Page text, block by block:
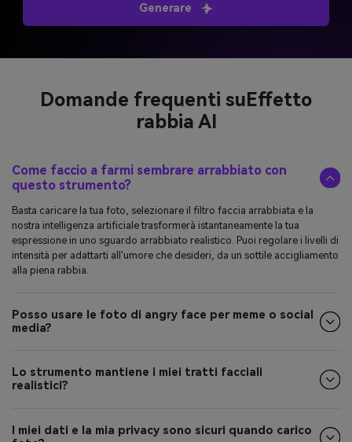
Generare
Domande frequenti suEffetto
rabbia AI
Come faccio a farmi sembrare arrabbiato con
questo strumento?
Basta caricare la tua foto, selezionare il filtro faccia arrabbiata e la
nostra intelligenza artificiale trasformerà istantaneamente la tua
espressione in uno sguardo arrabbiato realistico. Puoi regolare i livelli di
intensità per adattarti all'umore che desideri, da un sottile accigliamento
alla piena rabbia.
Posso usare le foto di angry face per meme o social
media?
Lo strumento mantiene i miei tratti facciali
realistici?
I miei dati e la mia privacy sono sicuri quando carico